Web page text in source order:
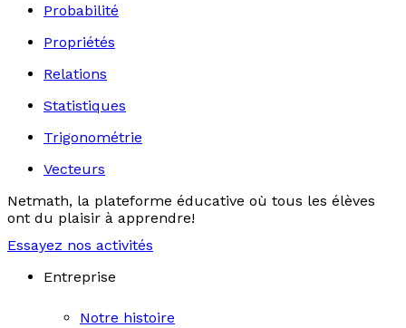
Probabilité
Propriétés
Relations
Statistiques
Trigonométrie
Vecteurs
Netmath, la plateforme éducative où tous les élèves
ont du plaisir à apprendre!
Essayez nos activités
Entreprise
Notre histoire